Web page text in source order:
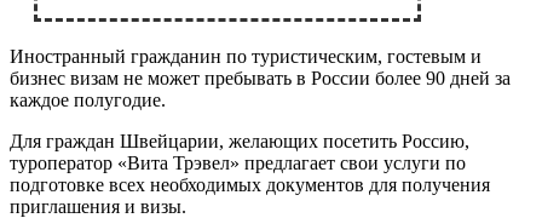
Иностранный гражданин по туристическим, гостевым и
бизнес визам не может пребывать в России более 90 дней за
каждое полугодие.
Для граждан Швейцарии, желающих посетить Россию,
туроператор «Вита Трэвел» предлагает свои услуги по
подготовке всех необходимых документов для получения
приглашения и визы.